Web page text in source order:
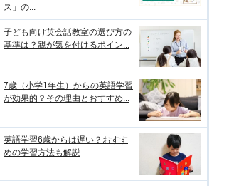
ス」の...
子ども向け英会話教室の選び方の
基準は？親が気を付けるポイン...
7歳（小学1年生）からの英語学習
が効果的？その理由とおすすめ...
英語学習6歳からは遅い？おすす
めの学習方法も解説